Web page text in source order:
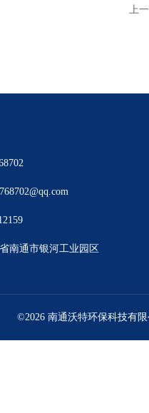
上
南通市银河工业园区
©2026 南通沃特环保科技有